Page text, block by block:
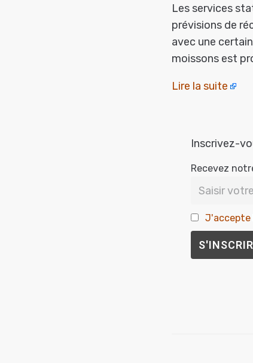
Les services
prévisions de
avec une
moissons est
Lire la suite
Inscrivez-
Recevez
J'accepte